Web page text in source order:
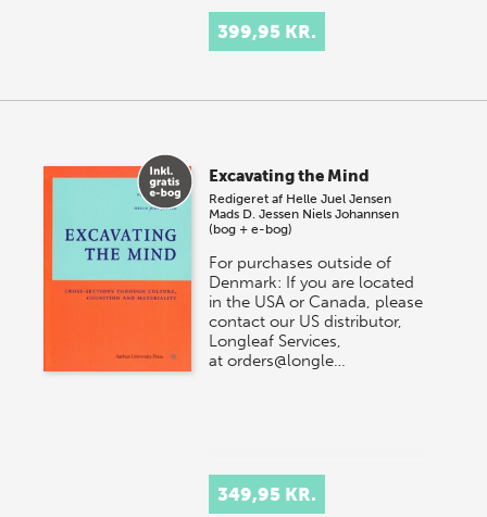
399,95 KR.
Excavating the Mind
Redigeret af Helle Juel Jensen
Mads D. Jessen Niels Johannsen
(bog + e-bog)
For purchases outside of
Denmark: If you are located
in the USA or Canada, please
contact our US distributor,
Longleaf Services,
at orders@longle…
349,95 KR.